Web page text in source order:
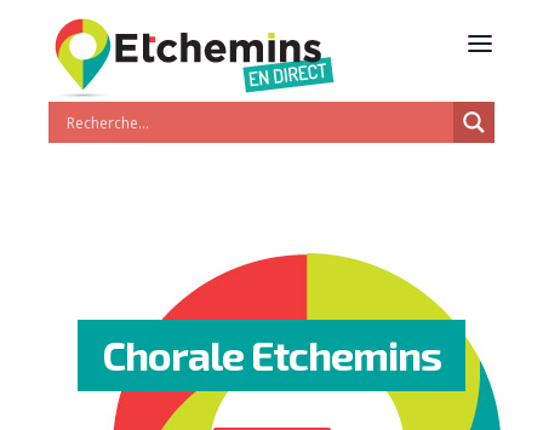
Chorale Etchemins